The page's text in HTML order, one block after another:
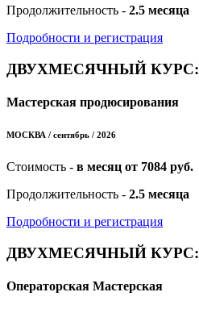
Продолжительность - 2.5 месяца
Подробности и регистрация
ДВУХМЕСЯЧНЫЙ КУРС:
Мастерская продюсирования
МОСКВА / сентябрь / 2026
Стоимость - в месяц от 7084 руб.
Продолжительность - 2.5 месяца
Подробности и регистрация
ДВУХМЕСЯЧНЫЙ КУРС:
Операторская Мастерская